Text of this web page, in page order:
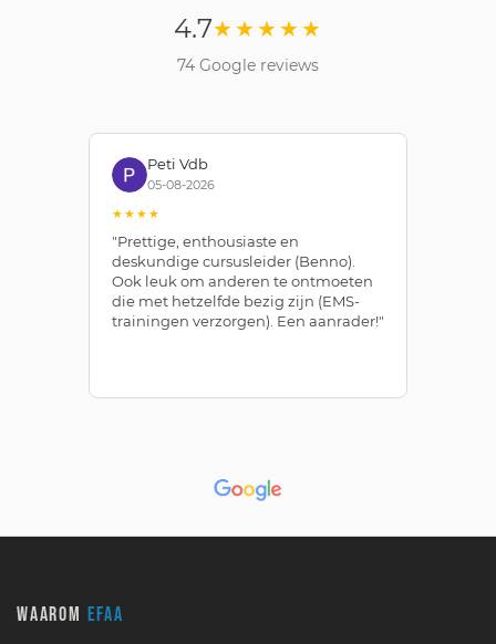
4.7★★★★★
74 Google reviews
Peti Vdb
05-08-2026
★★★★
"Prettige, enthousiaste en
deskundige cursusleider (Benno).
Ook leuk om anderen te ontmoeten
die met hetzelfde bezig zijn (EMS-
trainingen verzorgen). Een aanrader!"
WAAROM EFAA